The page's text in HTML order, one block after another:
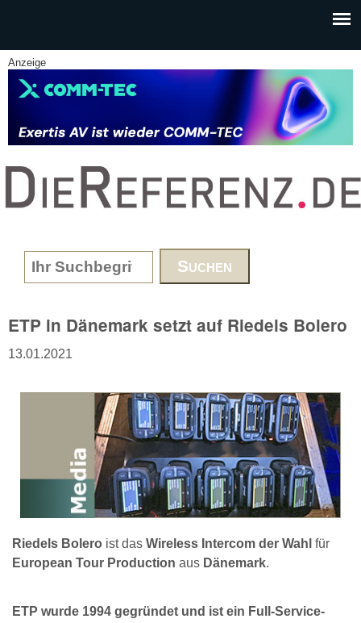
Anzeige
www.DieReferenz.de
Search form
ETP in Dänemark setzt auf Riedels Bolero
13.01.2021
Riedels Bolero ist das Wireless Intercom der Wahl für
European Tour Production aus Dänemark.
ETP wurde 1994 gegründet und ist ein Full-Service-